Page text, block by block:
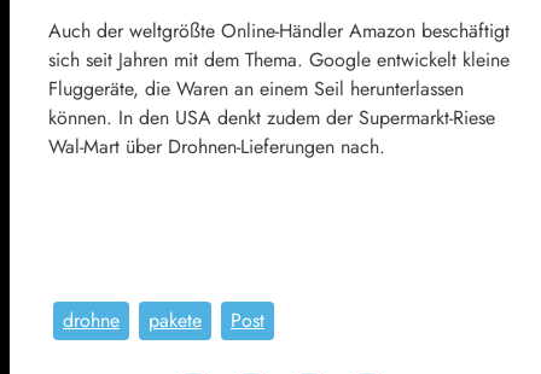
Auch der weltgrößte Online-Händler Amazon beschäftigt
sich seit Jahren mit dem Thema. Google entwickelt kleine
Fluggeräte, die Waren an einem Seil herunterlassen
können. In den USA denkt zudem der Supermarkt-Riese
Wal-Mart über Drohnen-Lieferungen nach.
drohne pakete Post